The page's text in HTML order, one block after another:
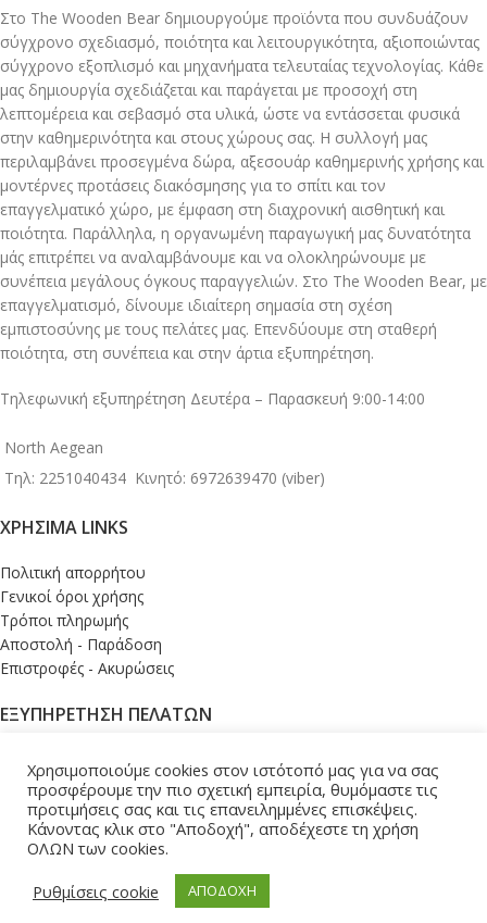
Στο The Wooden Bear δημιουργούμε προϊόντα που συνδυάζουν
σύγχρονο σχεδιασμό, ποιότητα και λειτουργικότητα, αξιοποιώντας
σύγχρονο εξοπλισμό και μηχανήματα τελευταίας τεχνολογίας. Κάθε
μας δημιουργία σχεδιάζεται και παράγεται με προσοχή στη
λεπτομέρεια και σεβασμό στα υλικά, ώστε να εντάσσεται φυσικά
στην καθημερινότητα και στους χώρους σας. Η συλλογή μας
περιλαμβάνει προσεγμένα δώρα, αξεσουάρ καθημερινής χρήσης και
μοντέρνες προτάσεις διακόσμησης για το σπίτι και τον
επαγγελματικό χώρο, με έμφαση στη διαχρονική αισθητική και
ποιότητα. Παράλληλα, η οργανωμένη παραγωγική μας δυνατότητα
μάς επιτρέπει να αναλαμβάνουμε και να ολοκληρώνουμε με
συνέπεια μεγάλους όγκους παραγγελιών. Στο The Wooden Bear, με
επαγγελματισμό, δίνουμε ιδιαίτερη σημασία στη σχέση
εμπιστοσύνης με τους πελάτες μας. Επενδύουμε στη σταθερή
ποιότητα, στη συνέπεια και στην άρτια εξυπηρέτηση.
Τηλεφωνική εξυπηρέτηση Δευτέρα – Παρασκευή 9:00-14:00
North Aegean
Τηλ: 2251040434 Κινητό: 6972639470 (viber)
ΧΡΉΣΙΜΑ LINKS
Πολιτική απορρήτου
Γενικοί όροι χρήσης
Τρόποι πληρωμής
Αποστολή - Παράδοση
Επιστροφές - Ακυρώσεις
ΕΞΥΠΗΡΕΤΗΣΗ ΠΕΛΑΤΩΝ
Το καλάθι μου
Ολοκλήρωση παραγγελίας
Εντοπισμός παραγγελίας
Επικοινωνία
Χρησιμοποιούμε cookies στον ιστότοπό μας για να σας
προσφέρουμε την πιο σχετική εμπειρία, θυμόμαστε τις
προτιμήσεις σας και τις επανειλημμένες επισκέψεις.
Κάνοντας κλικ στο "Αποδοχή", αποδέχεστε τη χρήση
ΟΛΩΝ των cookies.
Ρυθμίσεις cookie
ΑΠΟΔΟΧΗ